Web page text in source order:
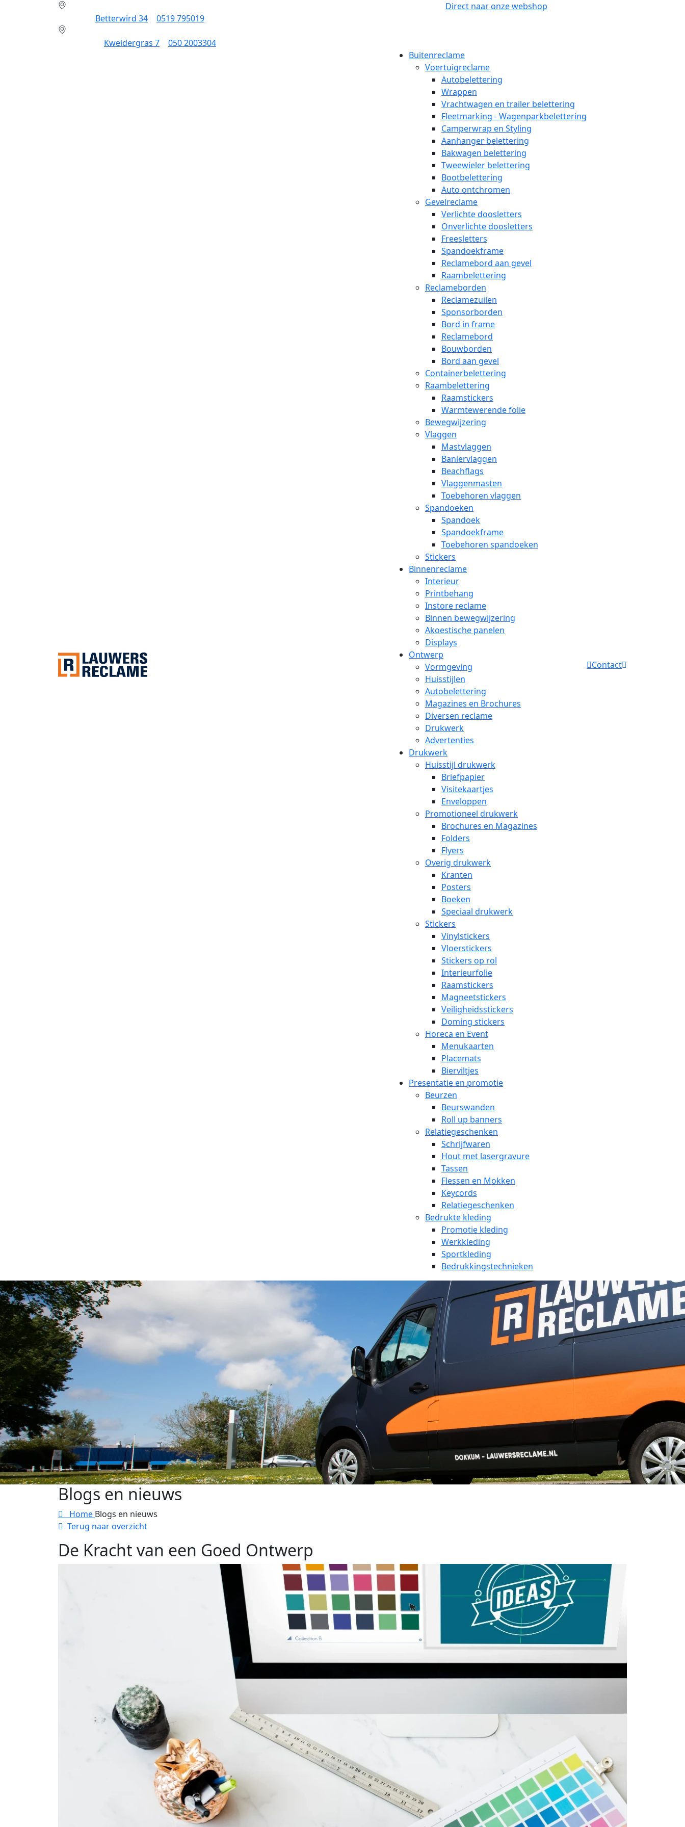
Betterwird 34 0519 795019
Kweldergras 7 050 2003304
Direct naar onze webshop
Buitenreclame
Voertuigreclame
Autobelettering
Wrappen
Vrachtwagen en trailer belettering
Fleetmarking - Wagenparkbelettering
Camperwrap en Styling
Aanhanger belettering
Bakwagen belettering
Tweewieler belettering
Bootbelettering
Auto ontchromen
Gevelreclame
Verlichte doosletters
Onverlichte doosletters
Freesletters
Spandoekframe
Reclamebord aan gevel
Raambelettering
Reclameborden
Reclamezuilen
Sponsorborden
Bord in frame
Reclamebord
Bouwborden
Bord aan gevel
Containerbelettering
Raambelettering
Raamstickers
Warmtewerende folie
Bewegwijzering
Vlaggen
Mastvlaggen
Baniervlaggen
Beachflags
Vlaggenmasten
Toebehoren vlaggen
Spandoeken
Spandoek
Spandoekframe
Toebehoren spandoeken
Stickers
Binnenreclame
Interieur
Printbehang
Instore reclame
Binnen bewegwijzering
Akoestische panelen
Displays
Ontwerp
Vormgeving
Huisstijlen
Autobelettering
Magazines en Brochures
Diversen reclame
Drukwerk
Advertenties
Drukwerk
Huisstijl drukwerk
Briefpapier
Visitekaartjes
Enveloppen
Promotioneel drukwerk
Brochures en Magazines
Folders
Flyers
Overig drukwerk
Kranten
Posters
Boeken
Speciaal drukwerk
Stickers
Vinylstickers
Vloerstickers
Stickers op rol
Interieurfolie
Raamstickers
Magneetstickers
Veiligheidsstickers
Doming stickers
Horeca en Event
Menukaarten
Placemats
Bierviltjes
Presentatie en promotie
Beurzen
Beurswanden
Roll up banners
Relatiegeschenken
Schrijfwaren
Hout met lasergravure
Tassen
Flessen en Mokken
Keycords
Relatiegeschenken
Bedrukte kleding
Promotie kleding
Werkkleding
Sportkleding
Bedrukkingstechnieken
Contact
Blogs en nieuws
Home Blogs en nieuws
Terug naar overzicht
De Kracht van een Goed Ontwerp